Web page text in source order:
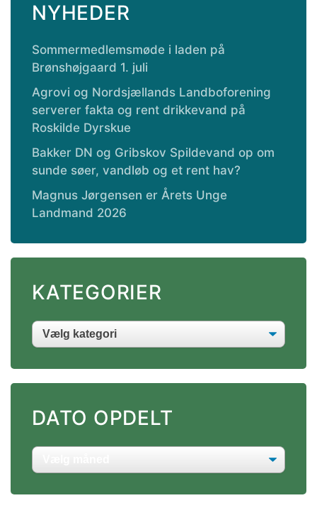
NYHEDER
Sommermedlemsmøde i laden på
Brønshøjgaard 1. juli
Agrovi og Nordsjællands Landboforening
serverer fakta og rent drikkevand på
Roskilde Dyrskue
Bakker DN og Gribskov Spildevand op om
sunde søer, vandløb og et rent hav?
Magnus Jørgensen er Årets Unge
Landmand 2026
KATEGORIER
DATO OPDELT